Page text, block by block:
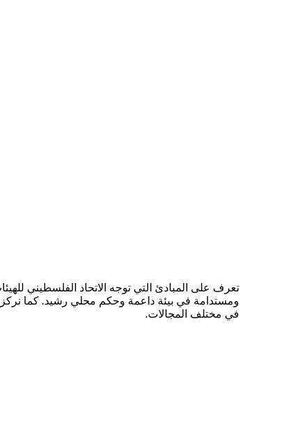
تعرف على المبادئ التي توجه الاتحاد الفلسطيني
ومستدامة في بيئة داعمة وحكم محلي رشيد. كما نركز
في مختلف المجالات.